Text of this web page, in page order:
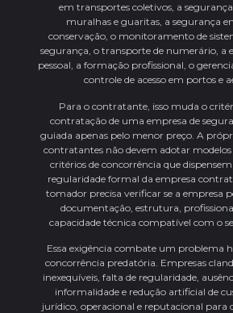
em transportes coletivos, a
muralhas e guaritas, a segurança
conservação, o monitoramento de
segurança, o transporte de numerário, a
pessoal, a formação profissional, o
controle de acesso em portos e
Para o contratante, isso muda o
contratação de uma empresa de
guiada apenas pelo menor preço. A
contratantes não devem adotar
critérios de concorrência que
regularidade formal da empresa
tomador precisa verificar se a empresa
documentação, estrutura,
capacidade técnica compatível com o
Essa exigência combate um problema
concorrência predatória. Empresas
inexequíveis, falta de regularidade,
informalidade e redução artificial de
jurídico, operacional e reputacional para